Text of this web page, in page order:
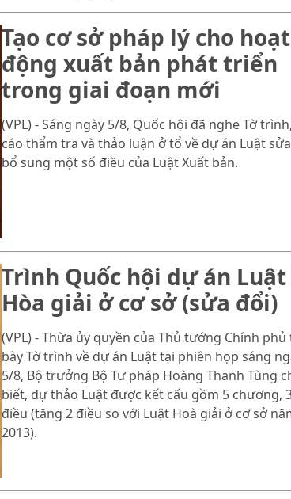
Tạo cơ sở pháp lý cho hoạt
động xuất bản phát triển
trong giai đoạn mới
(VPL) - Sáng ngày 5/8, Quốc hội đã nghe Tờ
cáo thẩm tra và thảo luận ở tổ về dự án Luật
bổ sung một số điều của Luật Xuất bản.
Trình Quốc hội dự án Luật
Hòa giải ở cơ sở (sửa đổi)
(VPL) - Thừa ủy quyền của Thủ tướng Chính
bày Tờ trình về dự án Luật tại phiên họp sáng
5/8, Bộ trưởng Bộ Tư pháp Hoàng Thanh Tùng
biết, dự thảo Luật được kết cấu gồm 5 chương,
điều (tăng 2 điều so với Luật Hoà giải ở cơ sở
2013).